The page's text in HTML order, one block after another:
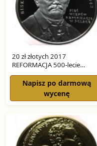
20 zł złotych 2017
REFORMACJA 500-lecie
Reformacji w Polsce SREBRO
Napisz po darmową
wycenę